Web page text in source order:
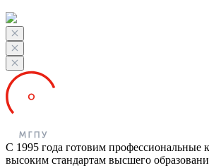
С 1995 года готовим профессиональные
высоким стандартам высшего